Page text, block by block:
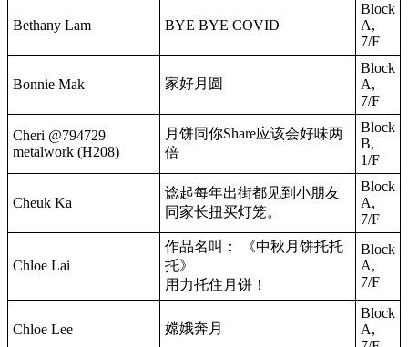
Bethany Lam BYE BYE COVID
Block
A,
7/F
Bonnie Mak 家好月圆
Block
A,
7/F
Cheri @794729
metalwork (H208)
月饼同你Share应该会好味两
倍
Block
B,
1/F
Cheuk Ka
谂起每年出街都见到小朋友
同家长扭买灯笼。
Block
A,
7/F
Chloe Lai
作品名叫： 《中秋月饼托托
托》
用力托住月饼！
Block
A,
7/F
Chloe Lee 嫦娥奔月
Block
A,